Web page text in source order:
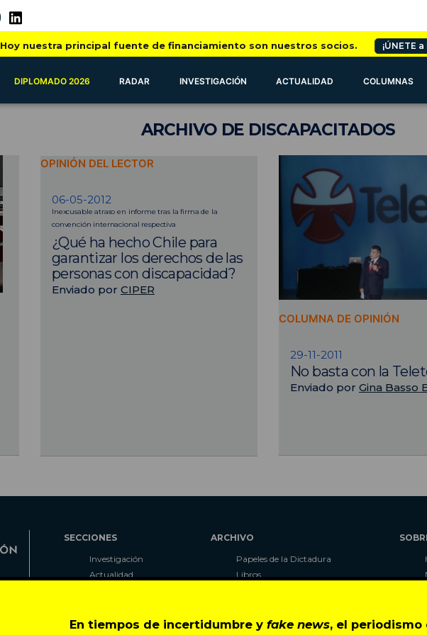
En tiempos de incertidumbre yfake news, el periodismo
Hoy nuestra principal fuente de financiamiento son nuestros socios. ¡ÚNETE
DIPLOMADO 2026 RADAR INVESTIGACIÓN ACTUALIDAD COLUMNAS
ARCHIVODE DISCAPACITADOS
OPINIÓN DEL LECTOR
06-05-2012
Inexcusable atraso en informe tras la firma de la
convención internacional respectiva
¿Qué ha hecho Chile para
garantizar los derechos de las
personas con discapacidad?
Enviado por CIPER
COLUMNA DE OPINIÓN
29-11-2011
No basta con la
Enviado por Gina Basso
SECCIONES
Investigación
Actualidad
Especiales
ARCHIVO
Papeles de la Dictadura
Libros
CIPER Académico